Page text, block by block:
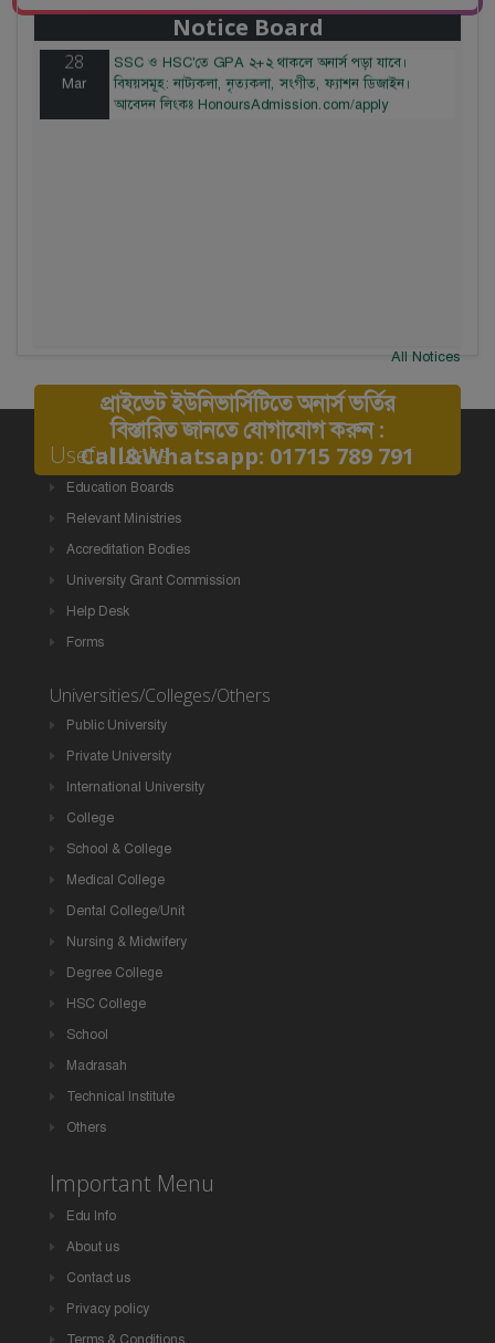
Notice Board
টাকা। আবেদন লিংকঃ HonoursAdmission.com/apply
28
Mar
SSC ও HSC'তে GPA ২+২ থাকলে অনার্স পড়া যাবে।
বিষয়সমূহ: নাট্যকলা, নৃত্যকলা, সংগীত, ফ্যাশন ডিজাইন।
আবেদন লিংকঃ HonoursAdmission.com/apply
All Notices
প্রাইভেট ইউনিভার্সিটিতে অনার্স ভর্তির
বিস্তারিত জানতে যোগাযোগ করুন :
Call&Whatsapp: 01715 789 791
Useful Links
Education Boards
Relevant Ministries
Accreditation Bodies
University Grant Commission
Help Desk
Forms
Universities/Colleges/Others
Public University
Private University
International University
College
School & College
Medical College
Dental College/Unit
Nursing & Midwifery
Degree College
HSC College
School
Madrasah
Technical Institute
Others
Important Menu
Edu Info
About us
Contact us
Privacy policy